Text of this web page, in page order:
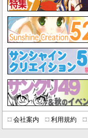
会社案内 利用規約